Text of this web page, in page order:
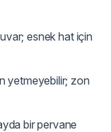
esnek hat için
yetmeyebilir; zon
bir pervane